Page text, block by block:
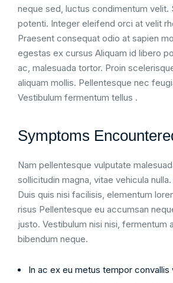
neque sed, luctus condimentum velit.
potenti. Integer eleifend orci at velit
Praesent consequat odio at sapien
egestas ex cursus Aliquam id libero
ac, malesuada tortor. Proin
aliquam mollis. Pellentesque nec
Vestibulum fermentum tellus .
Symptoms
Nam pellentesque vulputate
sollicitudin magna, vitae vehicula
Duis quis nisi facilisis, elementum
risus Pellentesque eu accumsan
justo. Vestibulum nisi nisi, fermentum
bibendum neque.
In ac ex eu metus tempor convallis